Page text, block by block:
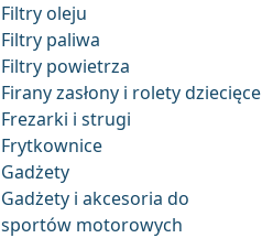
Filtry oleju
Filtry paliwa
Filtry powietrza
Firany zasłony i rolety dziecięce
Frezarki i strugi
Frytkownice
Gadżety
Gadżety i akcesoria do
sportów motorowych